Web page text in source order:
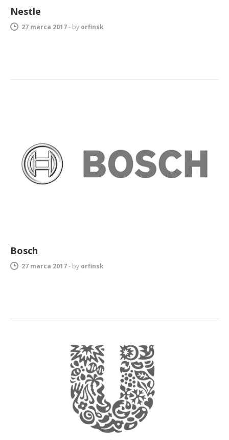
Nestle
27 marca 2017- by orfinsk
Bosch
27 marca 2017- by orfinsk